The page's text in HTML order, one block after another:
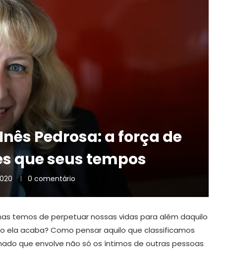
Pedrosa: a força de
que seus tempos
0 comentário
temos de perpetuar nossas vidas para além daquilo
ela acaba? Como pensar aquilo que classificamos
que envolve não só os íntimos de outras pessoas